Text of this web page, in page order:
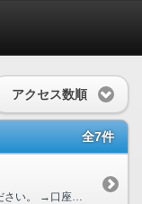
アクセス数順
全7件
お手続方法について、詳しくはこちらをご覧ください。 →口座開設について